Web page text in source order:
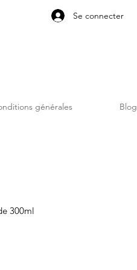
Se connecter
générales Blog
300ml